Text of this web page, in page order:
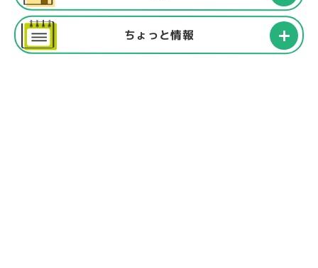
ちょっと情報